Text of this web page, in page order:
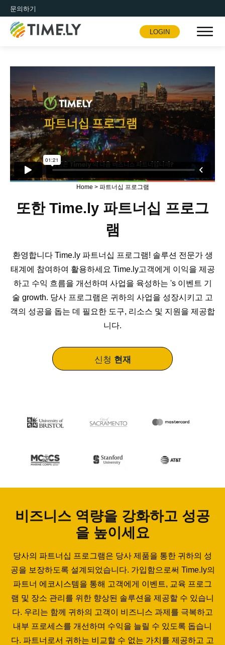
문의하기
Timely
LOGIN
Home > 파트너십 프로그램
또한 Time.ly 파트너십 프로그
램
환영합니다 Time.ly 파트너십 프로그램! 솔루션 전문가 생
태계에 참여하여 활용하세요 Time.ly고객에게 이익을 제공
하고 수익 흐름을 개선하며 사업을 육성하는 's 이벤트 기
술 growth. 당사 프로그램은 귀하의 사업을 성장시키고 고
객의 성공을 돕는 데 필요한 도구, 리소스 및 지원을 제공합
니다.
신청 현재
비즈니스 역량을 강화하고 성공
을 높이세요
당사의 파트너십 프로그램은 당사 제품을 통한 귀하의 성
공을 보장하도록 설계되었습니다. 가입함으로써 Time.ly의
파트너 에코시스템을 통해 고객에게 이벤트, 교육 프로그
램 및 장소 관리를 위한 향상된 솔루션을 제공할 수 있습니
다. 우리는 함께 귀하의 고객이 비즈니스 과제를 극복하고
내부 프로세스를 개선하며 수익을 늘릴 수 있도록 돕습니
다. 파트너로서 귀하는 비교할 수 없는 가치를 제공하고 고